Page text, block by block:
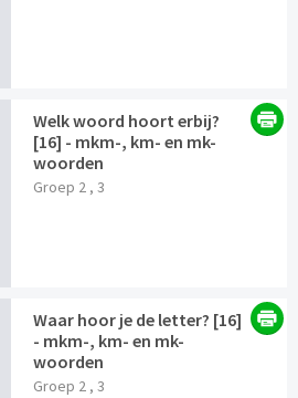
Welk woord hoort erbij?
[16] - mkm-, km- en mk-
woorden
Groep 2 , 3
Waar hoor je de letter? [16]
- mkm-, km- en mk-
woorden
Groep 2 , 3